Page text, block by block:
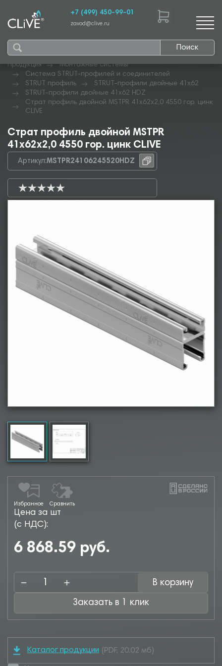
Поиск
+7 (499) 450-99-01
zavod@clive.ru
Продукция
Монтажные системы
Система STRUT-профилей и соединителей
STRUT профиль
STRUT-профили двойные 41х62
STRUT-профили двойные 41х62 HDZ
Страт профиль двойной MSTPR 41х62х2,0 4550 гор. цинк
CLIVE
Страт профиль двойной MSTPR
41х62х2,0 4550 гор. цинк CLIVE
Артикул:MSTPR24106245520HDZ
Избранное Сравнить
Цена за шт
(с НДС):
6 868.59 руб.
В корзину
Заказать в 1 клик
Каталог продукции (PDF, 20.02 мб)